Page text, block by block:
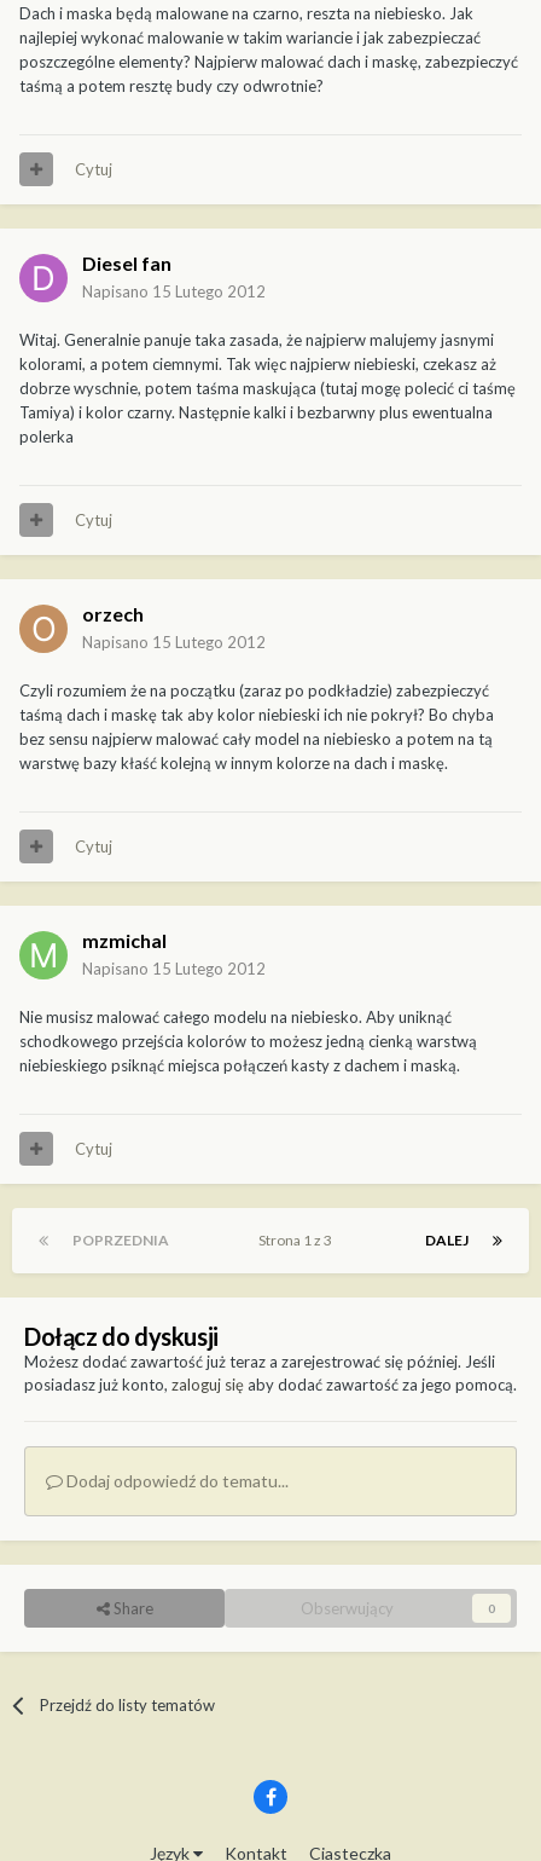
Dach i maska będą malowane na czarno, reszta na niebiesko. Jak
najlepiej wykonać malowanie w takim wariancie i jak zabezpieczać
poszczególne elementy? Najpierw malować dach i maskę, zabezpieczyć
taśmą a potem resztę budy czy odwrotnie?
Cytuj
Diesel fan
Napisano 15 Lutego 2012
Witaj. Generalnie panuje taka zasada, że najpierw malujemy jasnymi
kolorami, a potem ciemnymi. Tak więc najpierw niebieski, czekasz aż
dobrze wyschnie, potem taśma maskująca (tutaj mogę polecić ci taśmę
Tamiya) i kolor czarny. Następnie kalki i bezbarwny plus ewentualna
polerka
Cytuj
orzech
Napisano 15 Lutego 2012
Czyli rozumiem że na początku (zaraz po podkładzie) zabezpieczyć
taśmą dach i maskę tak aby kolor niebieski ich nie pokrył? Bo chyba
bez sensu najpierw malować cały model na niebiesko a potem na tą
warstwę bazy kłaść kolejną w innym kolorze na dach i maskę.
Cytuj
mzmichal
Napisano 15 Lutego 2012
Nie musisz malować całego modelu na niebiesko. Aby uniknąć
schodkowego przejścia kolorów to możesz jedną cienką warstwą
niebieskiego psiknąć miejsca połączeń kasty z dachem i maską.
Cytuj
POPRZEDNIA DALEJ
Strona 1 z 3
Dołącz do dyskusji
Możesz dodać zawartość już teraz a zarejestrować się później. Jeśli
posiadasz już konto, zaloguj sięaby dodać zawartość za jego pomocą.
Dodaj odpowiedź do tematu...
Share Obserwujący 0
Przejdź do listy tematów
Język Kontakt Ciasteczka